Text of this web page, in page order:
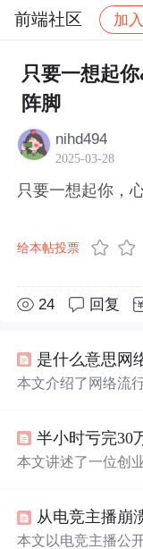
前端社区 加入
社区 前端社区
只要一想起
阵脚
nihd494
2025-03-28
只要一想起你，
给本帖投票
24 回复
本文介绍了网络流
半小时亏完30
本文讲述了一位创
债务、向亲人坦白
出，真正的成长源
本文以电竞主播公